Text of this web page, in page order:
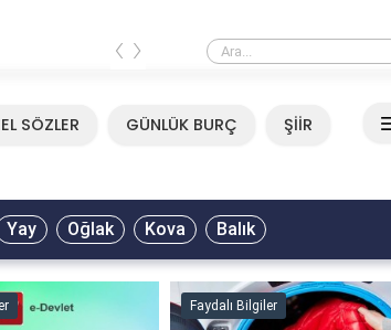
Mirkelam - Tavla Sözleri
‹ ›
SÖZLER GÜNLÜK BURÇ ŞİİR
Yay Oğlak Kova Balık
Faydalı Bilgiler